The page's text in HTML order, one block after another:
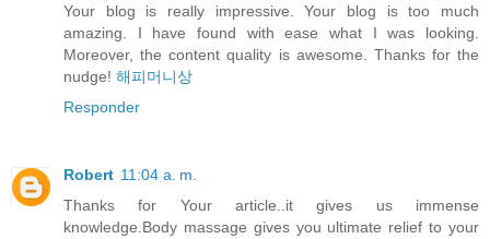
Your blog is really impressive. Your blog is too much
amazing. I have found with ease what I was looking.
Moreover, the content quality is awesome. Thanks for the
nudge! 해피머니상
Responder
Robert 11:04 a. m.
Thanks for Your article..it gives us immense
knowledge.Body massage gives you ultimate relief to your